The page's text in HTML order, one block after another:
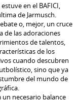
en el BAFICI,
de Jarmusch.
o, mejor, un cruce
de las adoraciones
de talentos,
de los
cuando descubren
sino que ya
del mundo de
un necesario balance